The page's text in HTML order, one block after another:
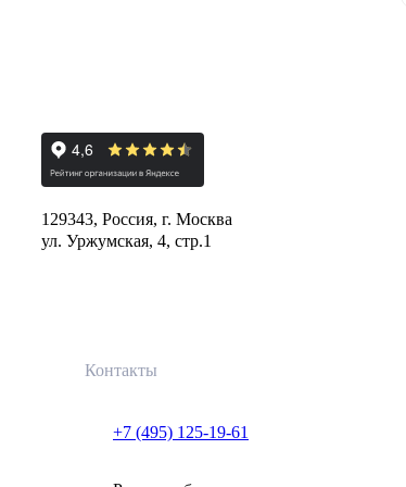
129343, Россия, г. Москва
ул. Уржумская, 4, стр.1
Контакты
+7 (495) 125-19-61